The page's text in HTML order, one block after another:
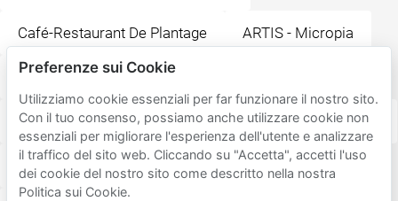
Café-Restaurant De Plantage ARTIS - Micropia
Dignita Hoftuin Koninklijk Theater Carré
Verzetsmuseum Amsterdam Portugese Synagoge
Amsterdam Museum Joods Museum
Preferenze sui Cookie
Utilizziamo cookie essenziali per far funzionare il nostro sito.
Con il tuo consenso, possiamo anche utilizzare cookie non
essenziali per migliorare l'esperienza dell'utente e analizzare
il traffico del sito web. Cliccando su "Accetta", accetti l'uso
dei cookie del nostro sito come descritto nella nostra
Politica sui Cookie.